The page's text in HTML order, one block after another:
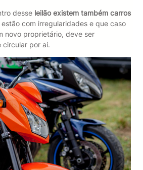
desse leilão existem também carros
com irregularidades e que caso
novo proprietário, deve ser
circular por aí.